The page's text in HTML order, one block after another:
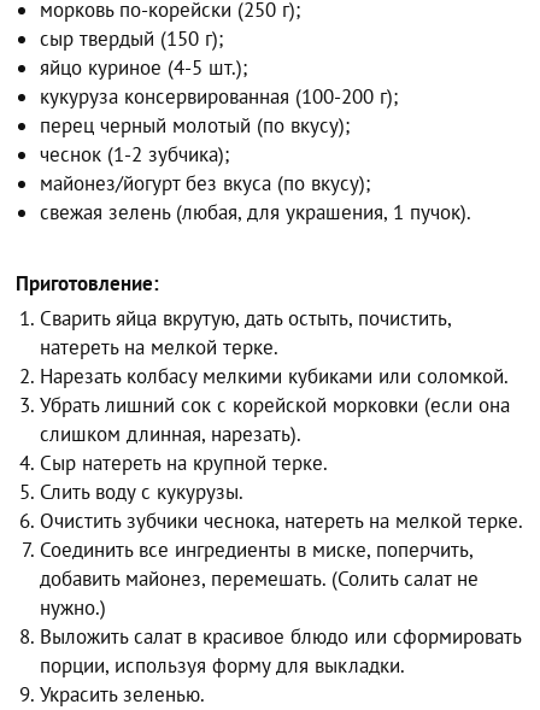
морковь по-корейски (250 г);
сыр твердый (150 г);
яйцо куриное (4-5 шт.);
кукуруза консервированная (100-200 г);
перец черный молотый (по вкусу);
чеснок (1-2 зубчика);
майонез/йогурт без вкуса (по вкусу);
свежая зелень (любая, для украшения, 1 пучок).
Приготовление:
Сварить яйца вкрутую, дать остыть, почистить,
натереть на мелкой терке.
Нарезать колбасу мелкими кубиками или соломкой.
Убрать лишний сок с корейской морковки (если она
слишком длинная, нарезать).
Сыр натереть на крупной терке.
Слить воду с кукурузы.
Очистить зубчики чеснока, натереть на мелкой терке.
Соединить все ингредиенты в миске, поперчить,
добавить майонез, перемешать. (Солить салат не
нужно.)
Выложить салат в красивое блюдо или сформировать
порции, используя форму для выкладки.
Украсить зеленью.